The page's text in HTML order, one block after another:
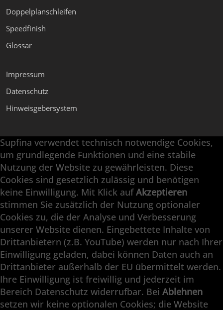
Doppelplanschleifen
Speedfinish
Glossar
Impressum
Datenschutz
Hinweisgebersystem
Supfina Anbaugeräte
Supfina Partner Portal
Supfina Grieshaber GmbH & Co. KG
Schmelzegrün 7
77709 Wolfach / Deutschland
+49 7834 866-0
info@supfina.com
Engineering with High Precision
Superfinish · Planfinish · Feinschleifen ·
Supfina verwendet technisch notwendige Cookies,
um grundlegende Funktionen und eine stabile
Nutzung der Website zu gewährleisten. Diese
Cookies sind gesetzlich zulässig und benötigen
keine Einwilligung. Mit Klick aufAkzeptieren
stimmen Sie zusätzlich der Nutzung optionaler
Cookies zu, die der Analyse und Verbesserung
unserer Website dienen. Eingebettete Inhalte von
Drittanbietern (z.B. YouTube) werden nur nach Ihrer
Einwilligung geladen, dabei können Daten auch an
Drittanbieter außerhalb der EU übermittelt werden.
Ihre Einwilligung ist freiwillig und jederzeit im
Bereich Datenschutz widerrufbar. Bei Ablehnen
setzen wir keine optionalen Cookies; die Website